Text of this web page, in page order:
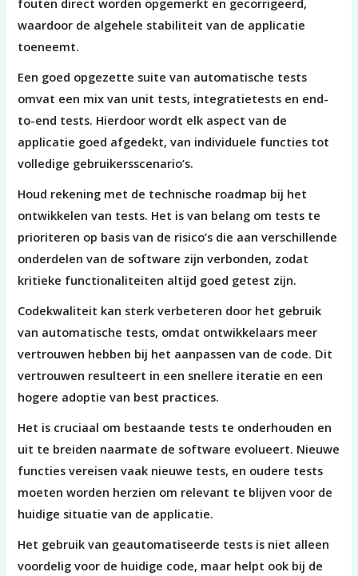
waardoor de algehele stabiliteit van de applicatie
toeneemt.
Een goed opgezette suite van automatische tests
omvat een mix van unit tests, integratietests en end-
to-end tests. Hierdoor wordt elk aspect van de
applicatie goed afgedekt, van individuele functies tot
volledige gebruikersscenario’s.
Houd rekening met de technische roadmap bij het
ontwikkelen van tests. Het is van belang om tests te
prioriteren op basis van de risico’s die aan verschillende
onderdelen van de software zijn verbonden, zodat
kritieke functionaliteiten altijd goed getest zijn.
Codekwaliteit kan sterk verbeteren door het gebruik
van automatische tests, omdat ontwikkelaars meer
vertrouwen hebben bij het aanpassen van de code. Dit
vertrouwen resulteert in een snellere iteratie en een
hogere adoptie van best practices.
Het is cruciaal om bestaande tests te onderhouden en
uit te breiden naarmate de software evolueert. Nieuwe
functies vereisen vaak nieuwe tests, en oudere tests
moeten worden herzien om relevant te blijven voor de
huidige situatie van de applicatie.
Het gebruik van geautomatiseerde tests is niet alleen
voordelig voor de huidige code, maar helpt ook bij de